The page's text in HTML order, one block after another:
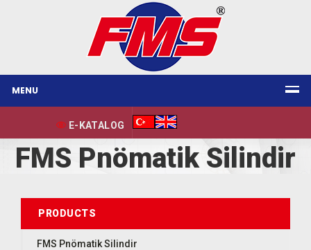
MENU
E-KATALOG
FMS Pnömatik Silindir
PRODUCTS
FMS Pnömatik Silindir